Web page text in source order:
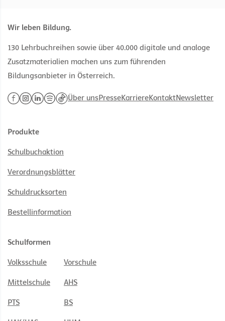
Wir leben Bildung.
130 Lehrbuchreihen sowie über 40.000 digitale und analoge
Zusatzmaterialien machen uns zum führenden
Bildungsanbieter in Österreich.
Über unsPresseKarriereKontaktNewsletter
Produkte
Schulbuchaktion
Verordnungsblätter
Schuldrucksorten
Bestellinformation
Schulformen
Volksschule Vorschule
Mittelschule AHS
PTS BS